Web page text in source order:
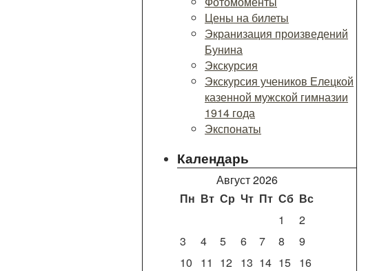
Цены на билеты
Экранизация произведений
Бунина
Экскурсия
Экскурсия учеников Елецкой
казенной мужской гимназии
1914 года
Экспонаты
Календарь
Август 2026
Пн Вт Ср Чт Пт Сб Вс
1
2
3
4 5 6 7 8
9
10
11 12 13 14 15 16